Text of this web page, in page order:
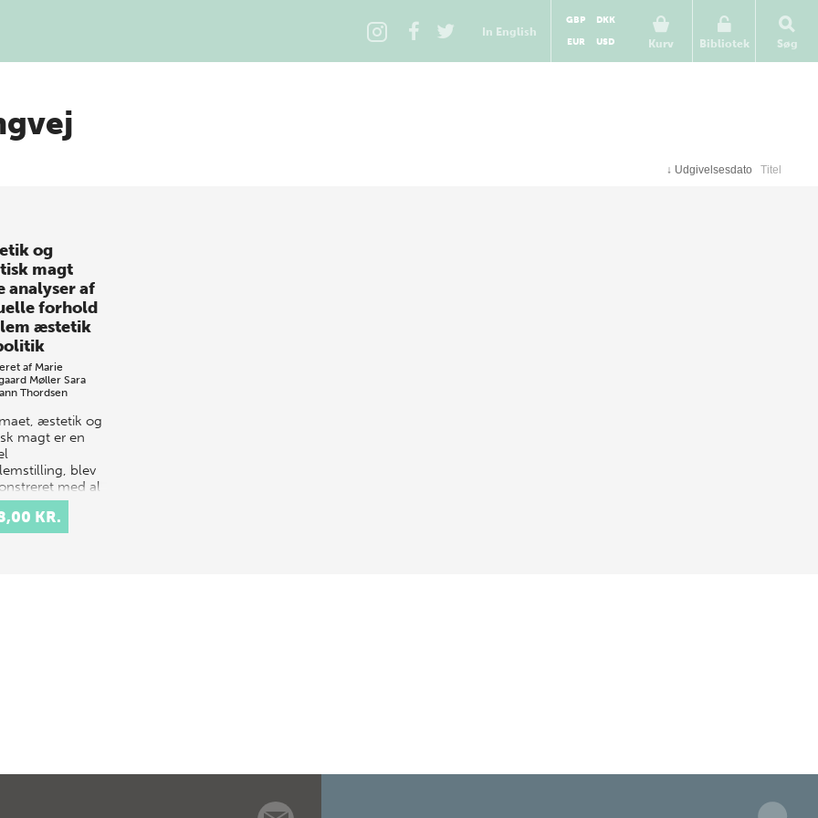
In English
Kurv
GBP
DKK
EUR
USD Bibliotek Søg
↓ Udgivelsesdato Titel
og
magt
analyser af
forhold
æstetik
af Marie
Møller Sara
Thordsen
æstetik og
magt er en
blev
med al
gennem
som tolv te…
KR.